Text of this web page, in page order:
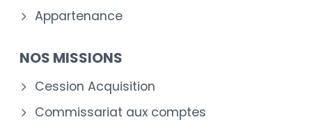
Appartenance
NOS MISSIONS
Cession Acquisition
Commissariat aux comptes